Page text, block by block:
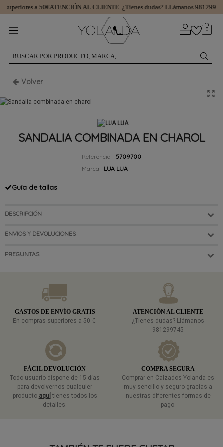
a 50€ATENCIÓN AL CLIENTE.¿Tienes dudas? LLámanos 981299745
0
Volver
SANDALIA COMBINADA EN CHAROL
Referencia:
5709700
Marca
LUA LUA
Guía de tallas
DESCRIPCIÓN
ENVIOS Y DEVOLUCIONES
PREGUNTAS
GASTOS DE ENVÍO GRATIS
En compras superiores a 50 €.
ATENCIÓN AL CLIENTE
¿Tienes dudas? Llámanos
981299745
FÁCIL DEVOLUCIÓN
Todo usuario dispone de 15 días
para devolvernos cualquier
producto aquí tienes todos los
detalles.
COMPRA SEGURA
Comprar en Calzados Yolanda es
muy sencillo y seguro gracias a
nuestras diferentes formas de
pago.